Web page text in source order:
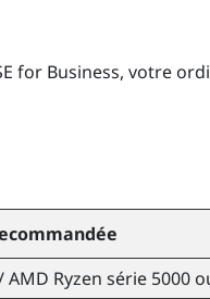
for Business, votre
AMD Ryzen série 5000